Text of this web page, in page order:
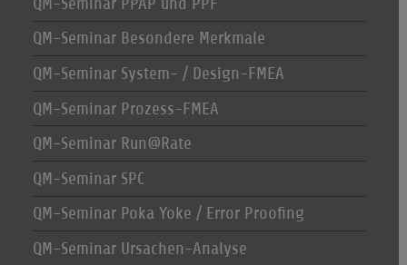
QM-Seminar Besondere Merkmale
QM-Seminar System- / Design-FMEA
QM-Seminar Prozess-FMEA
QM-Seminar Run@Rate
QM-Seminar SPC
QM-Seminar Poka Yoke / Error Proofing
QM-Seminar Ursachen-Analyse